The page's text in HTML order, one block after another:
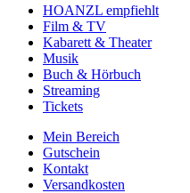
HOANZL empfiehlt
Film & TV
Kabarett & Theater
Musik
Buch & Hörbuch
Streaming
Tickets
Mein Bereich
Gutschein
Kontakt
Versandkosten